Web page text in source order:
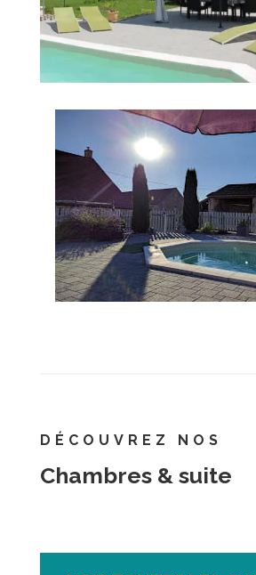
DÉCOUVREZ NOS
Chambres & suite